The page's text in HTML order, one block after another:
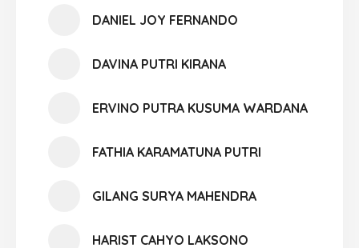
DANIEL JOY FERNANDO
DAVINA PUTRI KIRANA
ERVINO PUTRA KUSUMA WARDANA
FATHIA KARAMATUNA PUTRI
GILANG SURYA MAHENDRA
HARIST CAHYO LAKSONO